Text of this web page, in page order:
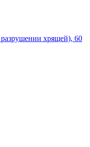
хрящей), 60